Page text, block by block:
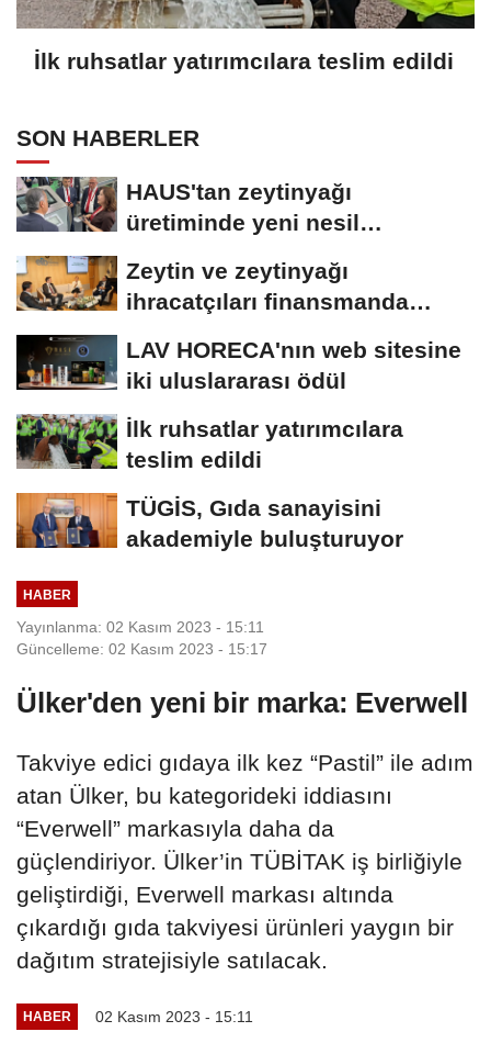
İlk ruhsatlar yatırımcılara teslim edildi
SON HABERLER
HAUS'tan zeytinyağı
üretiminde yeni nesil
Zeytin ve zeytinyağı
ihracatçıları finansmanda
LAV HORECA'nın web sitesine
iki uluslararası ödül
İlk ruhsatlar yatırımcılara
teslim edildi
TÜGİS, Gıda sanayisini
akademiyle buluşturuyor
HABER
Yayınlanma: 02 Kasım 2023 - 15:11
Güncelleme: 02 Kasım 2023 - 15:17
Ülker'den yeni bir marka: Everwell
Takviye edici gıdaya ilk kez “Pastil” ile adım
atan Ülker, bu kategorideki iddiasını
“Everwell” markasıyla daha da
güçlendiriyor. Ülker’in TÜBİTAK iş birliğiyle
geliştirdiği, Everwell markası altında
çıkardığı gıda takviyesi ürünleri yaygın bir
dağıtım stratejisiyle satılacak.
HABER 02 Kasım 2023 - 15:11